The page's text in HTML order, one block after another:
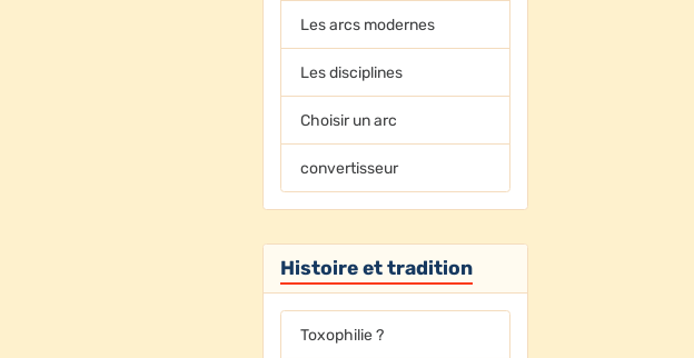
Les arcs modernes
Les disciplines
Choisir un arc
convertisseur
Histoire et tradition
Toxophilie ?